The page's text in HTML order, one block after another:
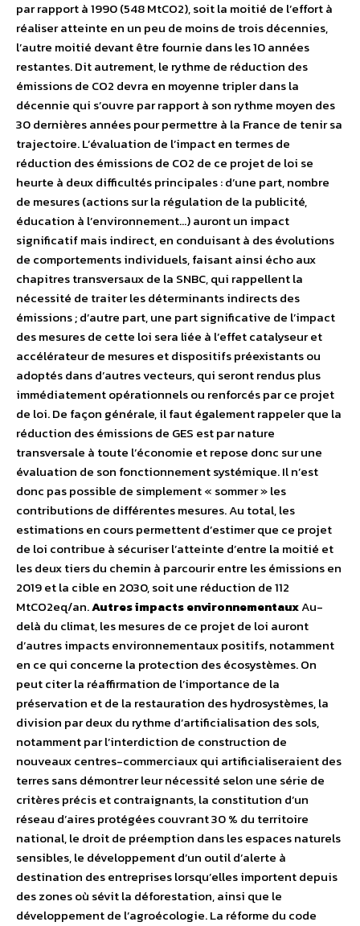
par rapport à 1990 (548 MtCO2), soit la moitié de l’effort à
réaliser atteinte en un peu de moins de trois décennies,
l’autre moitié devant être fournie dans les 10 années
restantes. Dit autrement, le rythme de réduction des
émissions de CO2 devra en moyenne tripler dans la
décennie qui s’ouvre par rapport à son rythme moyen des
30 dernières années pour permettre à la France de tenir sa
trajectoire. L’évaluation de l’impact en termes de
réduction des émissions de CO2 de ce projet de loi se
heurte à deux difficultés principales : d’une part, nombre
de mesures (actions sur la régulation de la publicité,
éducation à l’environnement…) auront un impact
significatif mais indirect, en conduisant à des évolutions
de comportements individuels, faisant ainsi écho aux
chapitres transversaux de la SNBC, qui rappellent la
nécessité de traiter les déterminants indirects des
émissions ; d’autre part, une part significative de l’impact
des mesures de cette loi sera liée à l’effet catalyseur et
accélérateur de mesures et dispositifs préexistants ou
adoptés dans d’autres vecteurs, qui seront rendus plus
immédiatement opérationnels ou renforcés par ce projet
de loi. De façon générale, il faut également rappeler que la
réduction des émissions de GES est par nature
transversale à toute l’économie et repose donc sur une
évaluation de son fonctionnement systémique. Il n’est
donc pas possible de simplement « sommer » les
contributions de différentes mesures. Au total, les
estimations en cours permettent d’estimer que ce projet
de loi contribue à sécuriser l’atteinte d’entre la moitié et
les deux tiers du chemin à parcourir entre les émissions en
2019 et la cible en 2030, soit une réduction de 112
MtCO2eq/an.Autres impacts environnementauxAu-
delà du climat, les mesures de ce projet de loi auront
d’autres impacts environnementaux positifs, notamment
en ce qui concerne la protection des écosystèmes. On
peut citer la réaffirmation de l’importance de la
préservation et de la restauration des hydrosystèmes, la
division par deux du rythme d’artificialisation des sols,
notamment par l’interdiction de construction de
nouveaux centres-commerciaux qui artificialiseraient des
terres sans démontrer leur nécessité selon une série de
critères précis et contraignants, la constitution d’un
réseau d’aires protégées couvrant 30 % du territoire
national, le droit de préemption dans les espaces naturels
sensibles, le développement d’un outil d’alerte à
destination des entreprises lorsqu’elles importent depuis
des zones où sévit la déforestation, ainsi que le
développement de l’agroécologie. La réforme du code